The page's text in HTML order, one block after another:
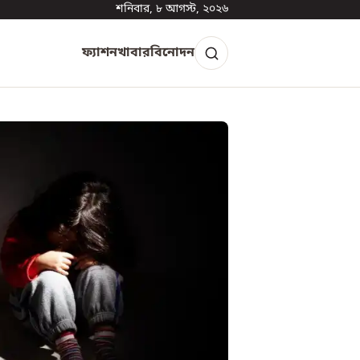
শনিবার, ৮ আগস্ট, ২০২৬
ফ্যাশনখাবারবিনোদন